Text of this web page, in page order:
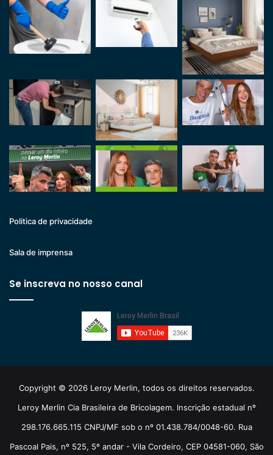
Politica de privacidade
Sala de imprensa
Se inscreva no nosso canal
Copyright © 2026 Leroy Merlin, todos os direitos reservados.
Leroy Merlin Cia Brasileira de Bricolagem. Inscrição estadual nº
298.176.665.115 CNPJ/MF sob o nº 01.438.784/0048-60. Rua
Pascoal Pais, nº 525, 5º andar - Vila Cordeiro, CEP 04581-060, São